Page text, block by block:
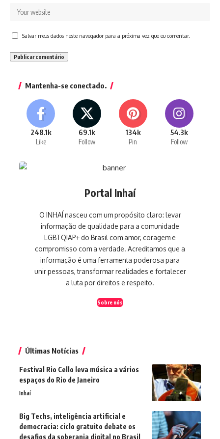
Salvar meus dados neste navegador para a próxima vez que eu comentar.
Mantenha-se conectado.
248.1k
Like
69.1k
Follow
134k
Pin
54.3k
Follow
Portal Inhaí
O INHAÍ nasceu com um propósito claro: levar
informação de qualidade para a comunidade
LGBTQIAP+ do Brasil com amor, coragem e
compromisso com a verdade. Acreditamos que a
informação é uma ferramenta poderosa para
unir pessoas, transformar realidades e fortalecer
a luta por direitos e respeito.
Sobre nós
Últimas Notícias
Festival Rio Cello leva música a vários
espaços do Rio de Janeiro
Inhaí
Big Techs, inteligência artificial e
democracia: ciclo gratuito debate os
desafios da soberania digital no Brasil